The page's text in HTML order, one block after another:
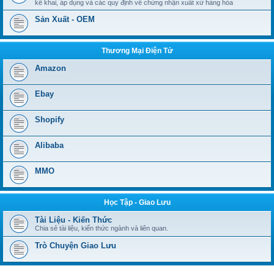
kê khai, áp dụng và các quy định về chứng nhận xuất xứ hàng hóa
Sản Xuất - OEM
Thương Mại Điện Tử
Amazon
Ebay
Shopify
Alibaba
MMO
Học Tập - Giao Lưu
Tài Liệu - Kiến Thức
Chia sẻ tài liệu, kiến thức ngành và liên quan.
Trò Chuyện Giao Lưu